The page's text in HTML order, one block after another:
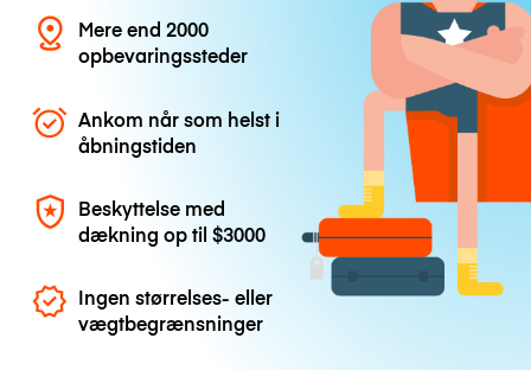
Mere end 2000
opbevaringssteder
Ankom når som helst i
åbningstiden
Beskyttelse med
dækning op til$3000
Ingen størrelses- eller
vægtbegrænsninger